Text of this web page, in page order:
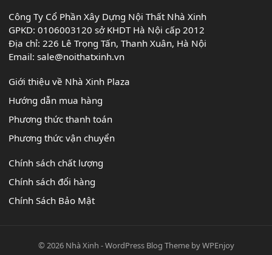
Công Ty Cổ Phần Xây Dựng Nội Thất Nhà Xinh
GPKD: 0106003120 sở KHDT Hà Nội cấp 2012
Địa chỉ: 226 Lê Trọng Tấn, Thanh Xuân, Hà Nội
Email:sale@noithatxinh.vn
Giới thiệu về Nhà Xinh Plaza
Hướng dẫn mua hàng
Phương thức thanh toán
Phương thức vận chuyển
Chính sách chất lượng
Chính sách đổi hàng
Chính Sách Bảo Mật
© 2026 Nhà Xinh -WordPress Blog ThemebyWPEnjoy